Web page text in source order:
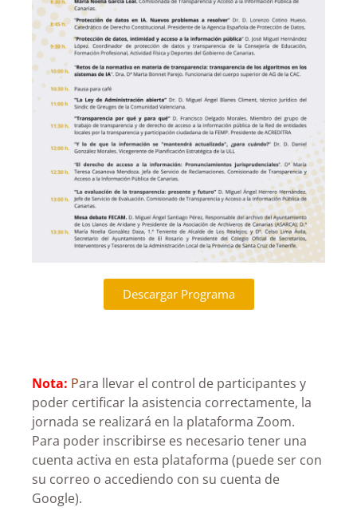
Descargar Programa
Nota: Para llevar el control de participantes y
poder certificar la asistencia correctamente, la
jornada se realizará en la plataforma Zoom.
Para poder inscribirse es necesario tener una
cuenta activa en esta plataforma (puede ser con
su correo o accediendo con su cuenta de
Google).